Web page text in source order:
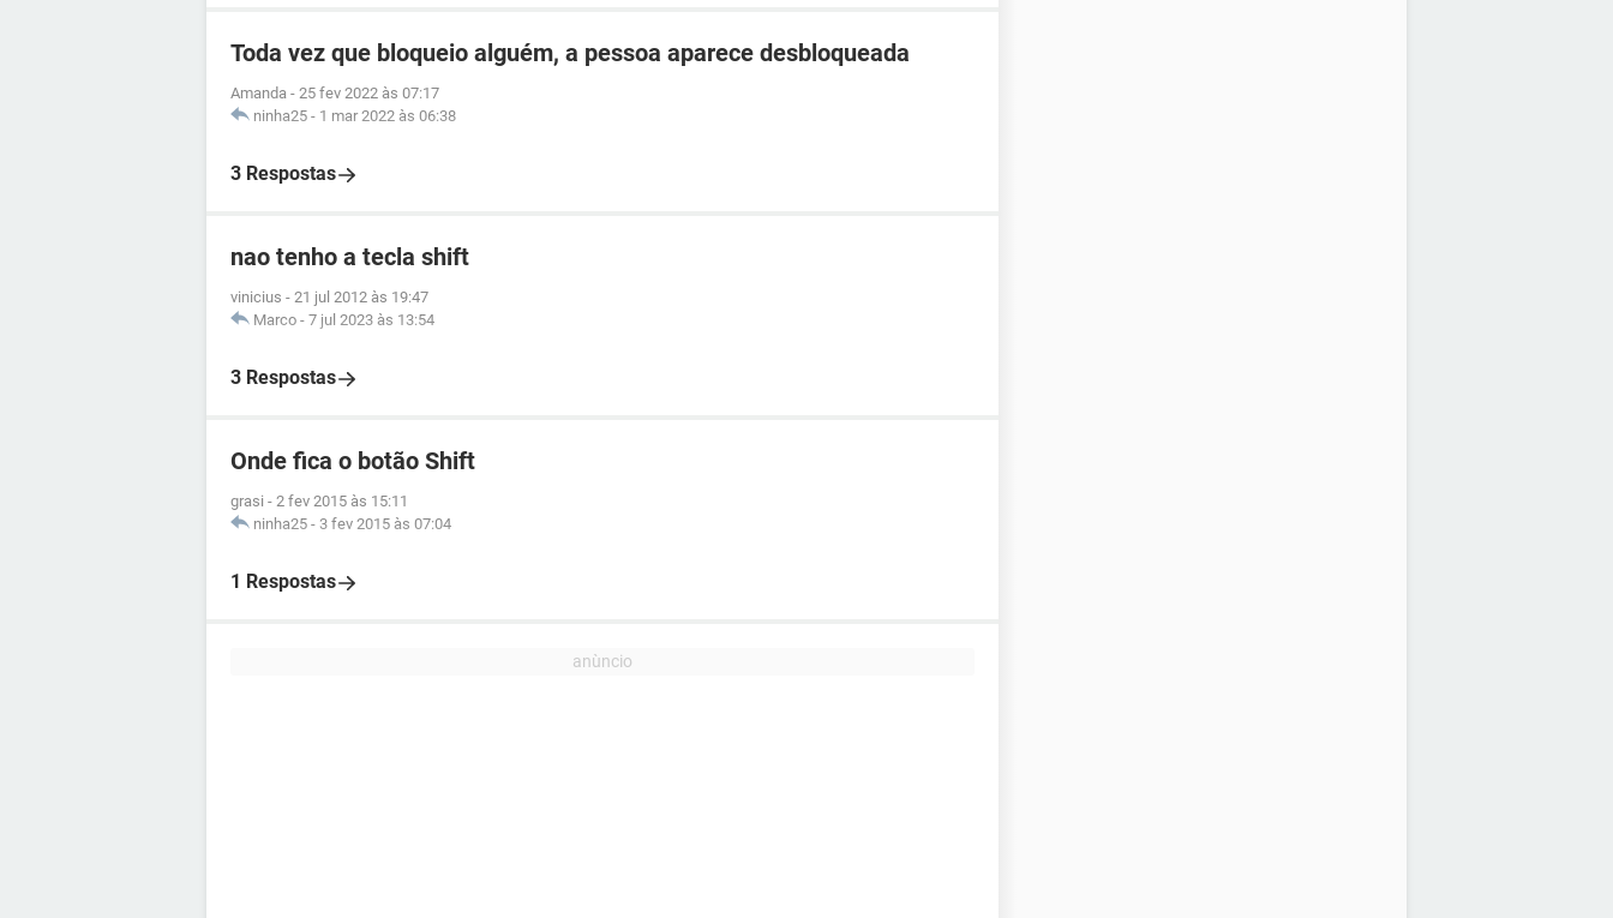
Toda vez que bloqueio alguém, a pessoa aparece desbloqueada
Amanda - 25 fev 2022 às 07:17
ninha25 - 1 mar 2022 às 06:38
3 Respostas
nao tenho a tecla shift
vinicius - 21 jul 2012 às 19:47
Marco - 7 jul 2023 às 13:54
3 Respostas
Onde fica o botão Shift
grasi - 2 fev 2015 às 15:11
ninha25 - 3 fev 2015 às 07:04
1 Respostas